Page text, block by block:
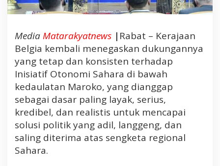
n
g
n
t
e
a
d
a
p
O
MediaMatarakyatnews | Rabat – Kerajaan
Belgia kembali menegaskan dukungannya
yang tetap dan konsisten terhadap
Inisiatif Otonomi Sahara di bawah
kedaulatan Maroko, yang dianggap
sebagai dasar paling layak, serius,
kredibel, dan realistis untuk mencapai
solusi politik yang adil, langgeng, dan
saling diterima atas sengketa regional
Sahara.